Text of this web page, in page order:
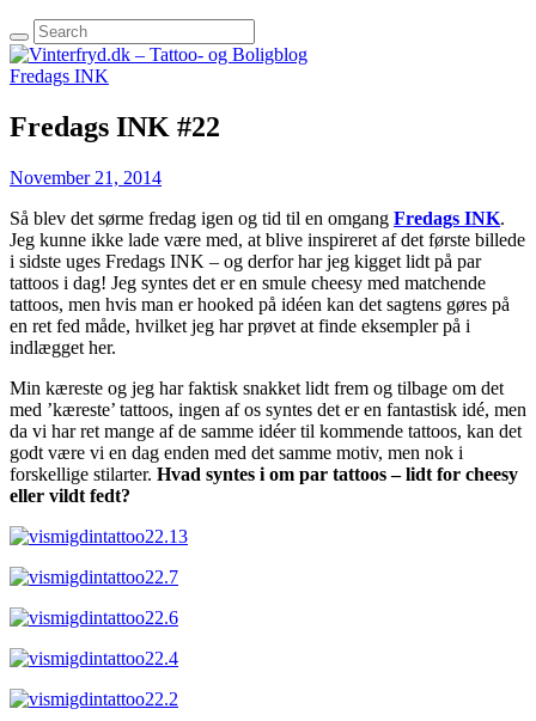
Fredags INK
Fredags INK #22
November 21, 2014
Så blev det sørme fredag igen og tid til en omgang Fredags INK.
Jeg kunne ikke lade være med, at blive inspireret af det første billede
i sidste uges Fredags INK – og derfor har jeg kigget lidt på par
tattoos i dag! Jeg syntes det er en smule cheesy med matchende
tattoos, men hvis man er hooked på idéen kan det sagtens gøres på
en ret fed måde, hvilket jeg har prøvet at finde eksempler på i
indlægget her.
Min kæreste og jeg har faktisk snakket lidt frem og tilbage om det
med ’kæreste’ tattoos, ingen af os syntes det er en fantastisk idé, men
da vi har ret mange af de samme idéer til kommende tattoos, kan det
godt være vi en dag enden med det samme motiv, men nok i
forskellige stilarter. Hvad syntes i om par tattoos – lidt for cheesy
eller vildt fedt?